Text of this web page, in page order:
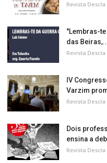
Revista Descla
"Lembras-
das
Revista Descla
IV
Varzim
Revista Descla
Dois
ensina a
Revista Descla